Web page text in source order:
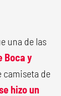
una de las
Boca y
camiseta de
hizo un